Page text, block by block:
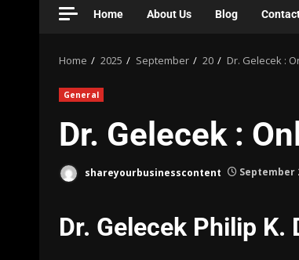
Home About Us Blog
Home 2025 September 20 Dr. Gelecek :
General
Dr. Gelecek :
shareyourbusinesscontent September
Dr. Gelecek Philip K.